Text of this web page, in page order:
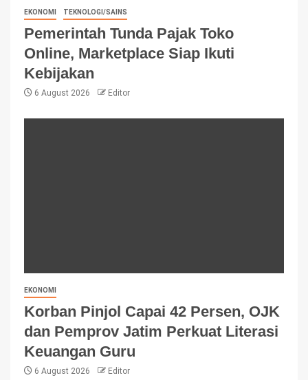
EKONOMI TEKNOLOGI/SAINS
Pemerintah Tunda Pajak Toko
Online, Marketplace Siap Ikuti
Kebijakan
6 August 2026 Editor
EKONOMI
Korban Pinjol Capai 42 Persen, OJK
dan Pemprov Jatim Perkuat Literasi
Keuangan Guru
6 August 2026 Editor